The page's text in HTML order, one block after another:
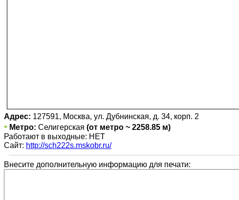
Адрес: 127591, Москва, ул. Дубнинская, д. 34, корп. 2
• Метро: Селигерская (от метро ~ 2258.85 м)
Работают в выходные: НЕТ
Сайт: http://sch222s.mskobr.ru/
Внесите дополнительную информацию для печати: